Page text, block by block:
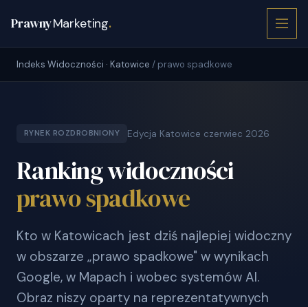
PrawnyMarketing.
Indeks Widoczności · Katowice / prawo spadkowe
RYNEK ROZDROBNIONY Edycja Katowice czerwiec 2026
Ranking widoczności
prawo spadkowe
Kto w Katowicach jest dziś najlepiej widoczny
w obszarze „prawo spadkowe" w wynikach
Google, w Mapach i wobec systemów AI.
Obraz niszy oparty na reprezentatywnych